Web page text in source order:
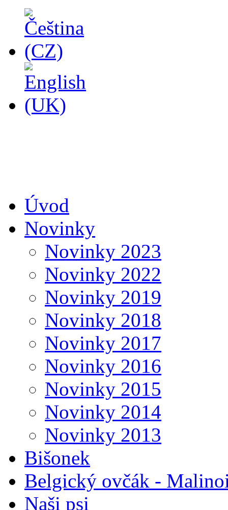
Úvod
Novinky
Novinky 2023
Novinky 2022
Novinky 2019
Novinky 2018
Novinky 2017
Novinky 2016
Novinky 2015
Novinky 2014
Novinky 2013
Bišonek
Belgický ovčák -
Naši psi